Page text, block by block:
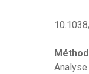
Analyse